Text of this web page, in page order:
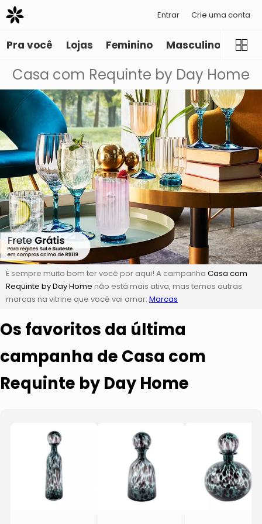
Entrar Crie uma conta
Pra você Lojas Feminino Masculino
Casa com Requinte by Day Home
É sempre muito bom ter você por aqui! A campanha Casa com
Requinte by Day Home não está mais ativa, mas temos outras
marcas na vitrine que você vai amar: Marcas
Os favoritos da última
campanha de Casa com
Requinte by Day Home